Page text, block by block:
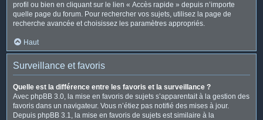
profil ou bien en cliquant sur le lien « Accès rapide » depuis n’importe
quelle page du forum. Pour rechercher vos sujets, utilisez la page de
recherche avancée et choisissez les paramètres appropriés.
Haut
Surveillance et favoris
Quelle est la différence entre les favoris et la surveillance ?
Avec phpBB 3.0, la mise en favoris de sujets s’apparentait à la gestion des
favoris dans un navigateur. Vous n’étiez pas notifié des mises à jour.
Depuis phpBB 3.1, la mise en favoris de sujets est similaire à la